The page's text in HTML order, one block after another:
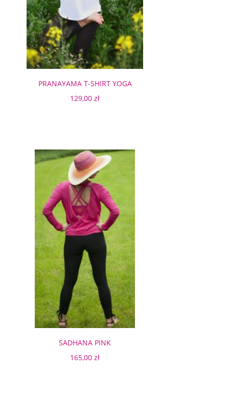
PRANAYAMA T-SHIRT YOGA
129,00 zł
SADHANA PINK
165,00 zł